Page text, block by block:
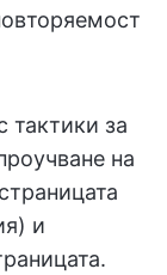
тактики за
на
и